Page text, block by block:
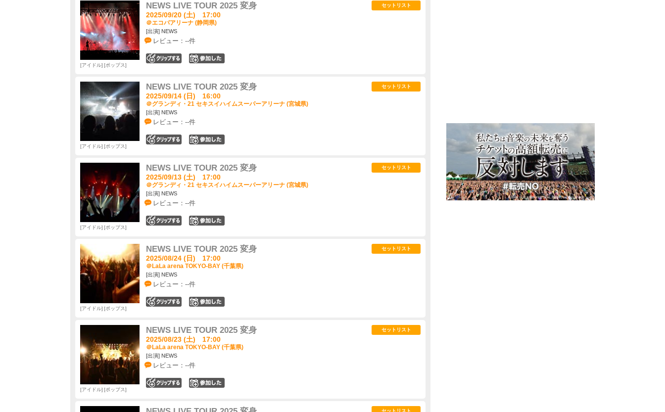
NEWS LIVE TOUR 2025 変身
2025/09/20 (土) 17:00
＠エコパアリーナ (静岡県)
[出演] NEWS
レビュー：--件
セットリスト
アイドル ポップス
NEWS LIVE TOUR 2025 変身
2025/09/14 (日) 16:00
＠グランディ・21 セキスイハイムスーパーアリーナ (宮城県)
[出演] NEWS
レビュー：--件
セットリスト
アイドル ポップス
NEWS LIVE TOUR 2025 変身
2025/09/13 (土) 17:00
＠グランディ・21 セキスイハイムスーパーアリーナ (宮城県)
[出演] NEWS
レビュー：--件
セットリスト
アイドル ポップス
NEWS LIVE TOUR 2025 変身
2025/08/24 (日) 17:00
＠LaLa arena TOKYO-BAY (千葉県)
[出演] NEWS
レビュー：--件
セットリスト
アイドル ポップス
NEWS LIVE TOUR 2025 変身
2025/08/23 (土) 17:00
＠LaLa arena TOKYO-BAY (千葉県)
[出演] NEWS
レビュー：--件
セットリスト
アイドル ポップス
セットリスト